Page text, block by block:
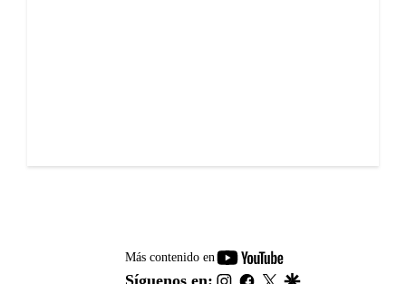
Más contenido en
youtube-
footer
instagram
facebook
twitter